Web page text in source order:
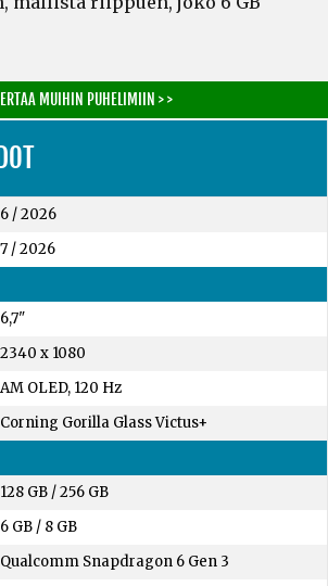
MUIHIN PUHELIMIIN > >
6 / 2026
7 / 2026
6,7"
2340 x 1080
AM OLED, 120 Hz
Corning Gorilla Glass Victus+
128 GB/256 GB
6 GB/ 8 GB
Qualcomm Snapdragon 6 Gen 3